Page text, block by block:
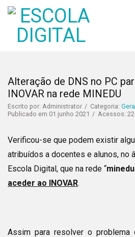
Alteração de DNS no PC
INOVAR na rede MINEDU
Escrito por: Administrator Categoria: Geral
Publicado em 01 junho 2021
Acessos:
Verificou-se que podem existir
atribuídos a docentes e alunos, no
Escola Digital, que na rede “minedu
aceder ao INOVAR.
Assim para resolver o problema